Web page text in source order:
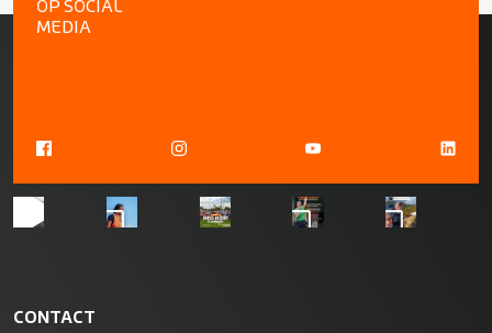
OP SOCIAL
MEDIA
CONTACT